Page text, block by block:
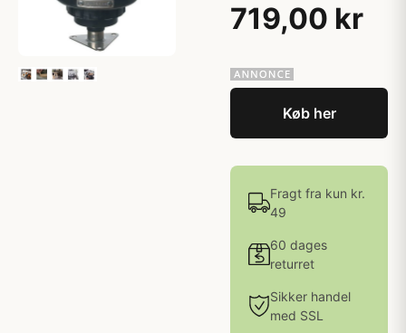
719,00 kr
Køb her
Fragt fra kun kr.
49
60 dages
returret
Sikker handel
med SSL